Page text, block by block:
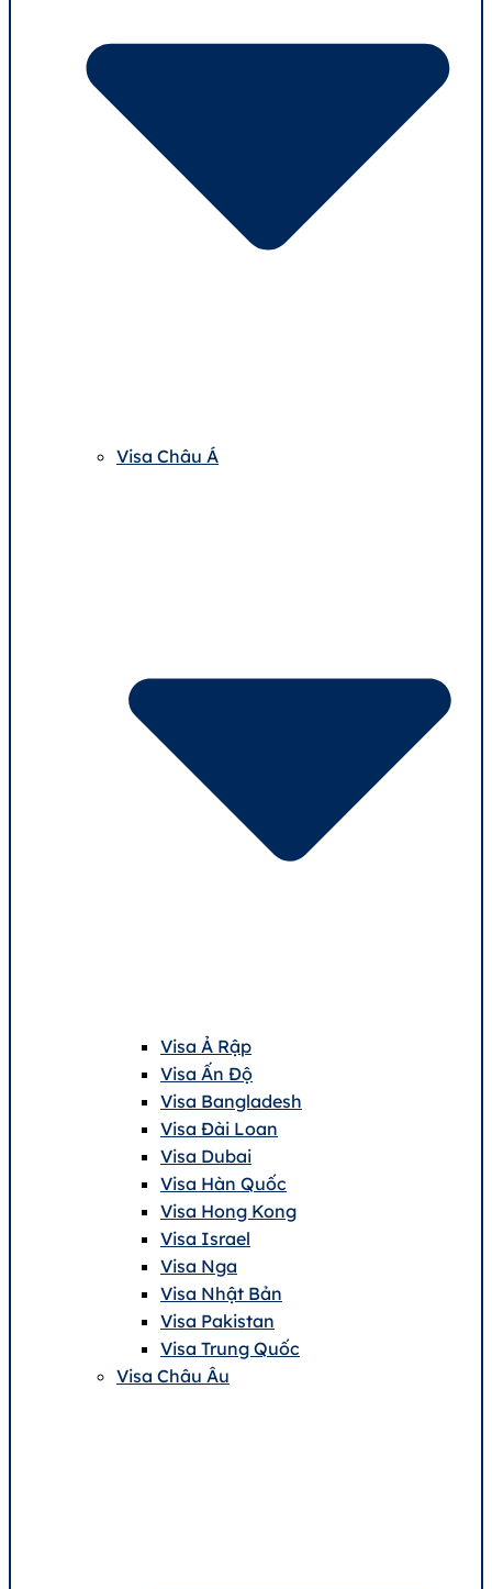
Visa Châu Á
Visa Ả Rập
Visa Ấn Độ
Visa Bangladesh
Visa Đài Loan
Visa Dubai
Visa Hàn Quốc
Visa Hong Kong
Visa Israel
Visa Nga
Visa Nhật Bản
Visa Pakistan
Visa Trung Quốc
Visa Châu Âu